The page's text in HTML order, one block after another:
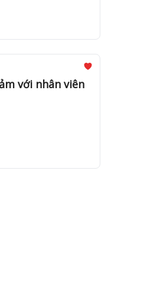
với nhân viên